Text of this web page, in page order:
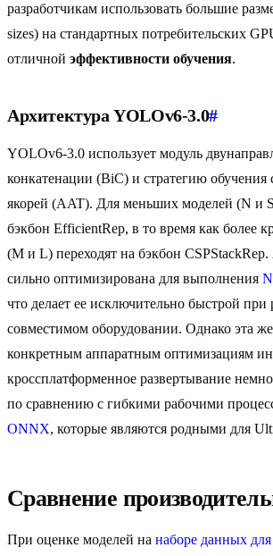
разработчикам использовать большие
sizes) на стандартных потребительских
отличной эффективности обучения.
Архитектура YOLOv6-3.0#
YOLOv6-3.0 использует модуль
конкатенации (BiC) и стратегию обучения
якорей (AAT). Для меньших моделей (N и
бэкбон EfficientRep, в то время как более
(M и L) переходят на бэкбон CSPStackRep.
сильно оптимизирована для выполнения
что делает ее исключительно быстрой при
совместимом оборудовании. Однако эта
конкретным аппаратным оптимизациям
кроссплатформенное развертывание
по сравнению с гибкими рабочими
ONNX, которые являются родными для
Сравнение
При оценке моделей на наборе данных